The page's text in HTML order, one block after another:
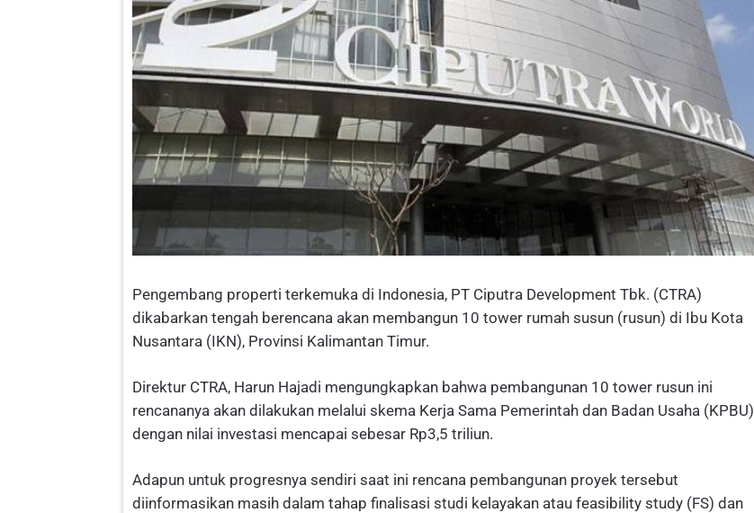
Pengembang properti terkemuka di Indonesia, PT Ciputra Development Tbk. (CTRA)
dikabarkan tengah berencana akan membangun 10 tower rumah susun (rusun) di Ibu Kota
Nusantara (IKN), Provinsi Kalimantan Timur.
Direktur CTRA, Harun Hajadi mengungkapkan bahwa pembangunan 10 tower rusun ini
rencananya akan dilakukan melalui skema Kerja Sama Pemerintah dan Badan Usaha (KPBU)
dengan nilai investasi mencapai sebesar Rp3,5 triliun.
Adapun untuk progresnya sendiri saat ini rencana pembangunan proyek tersebut
diinformasikan masih dalam tahap finalisasi studi kelayakan atau feasibility study (FS) dan